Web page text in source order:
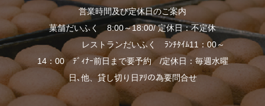
営業時間及び定休日のご案内
菓舗だいふく 8:00～18:00/ 定休日：不定休
レストランだいふく ﾗﾝﾁﾀｲﾑ11：00～
14：00 ﾃﾞｨﾅｰ前日まで要予約 /定休日：毎週水曜
日､他、貸し切り日ｱﾘの為要問合せ